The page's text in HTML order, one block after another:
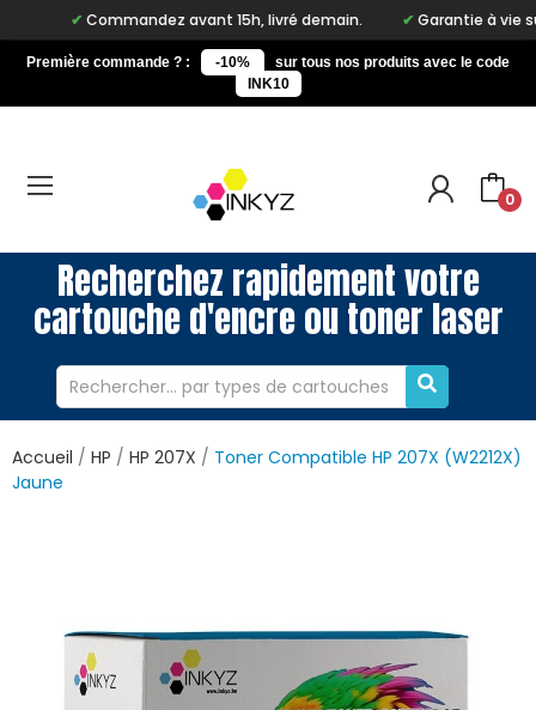
Commandez avant 15h, livré demain. Garantie à vie sur
Première commande ? : -10%
sur tous nos produits avec le code
INK10
0
Recherchez rapidement votre
cartouche d'encre ou toner laser
Accueil HP HP 207X
Toner Compatible HP 207X (W2212X)
Jaune